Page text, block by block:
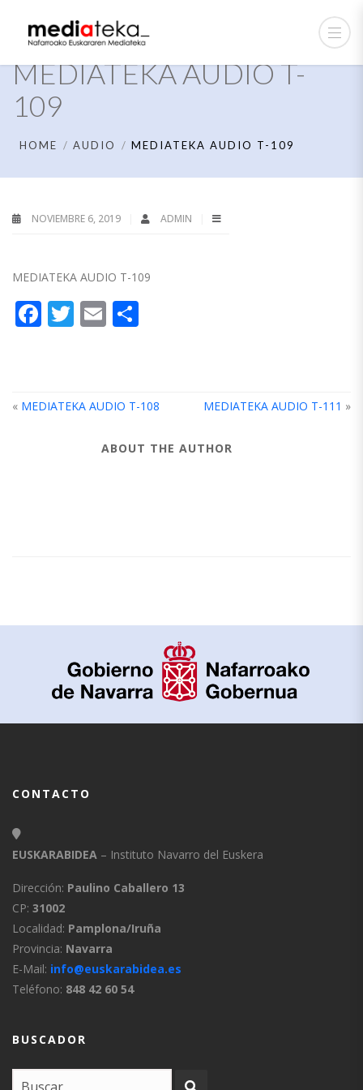
MEDIATEKA AUDIO T-
109
HOME AUDIO MEDIATEKA AUDIO T-109
NOVIEMBRE 6, 2019 ADMIN
MEDIATEKA AUDIO T-109
Facebook
Twitter
Email
« MEDIATEKA AUDIO T-108 MEDIATEKA AUDIO T-111 »
ABOUT THE AUTHOR
CONTACTO
EUSKARABIDEA – Instituto Navarro del Euskera
Dirección: Paulino Caballero 13
CP: 31002
Localidad: Pamplona/Iruña
Provincia: Navarra
E-Mail: info@euskarabidea.es
Teléfono: 848 42 60 54
BUSCADOR